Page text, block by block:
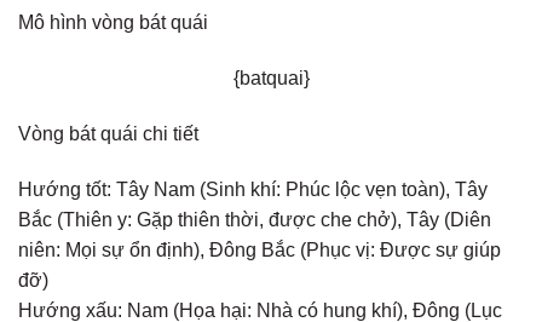
Mô hình vòng bát quái
{batquai}
Vòng bát quái chi tiết
Hướng tốt: Tây Nam (Sinh khí: Phúc lộc vẹn toàn), Tây
Bắc (Thiên y: Gặp thiên thời, được che chở), Tây (Diên
niên: Mọi sự ổn định), Đông Bắc (Phục vị: Được sự giúp
đỡ)
Hướng xấu: Nam (Họa hại: Nhà có hung khí), Đông (Lục